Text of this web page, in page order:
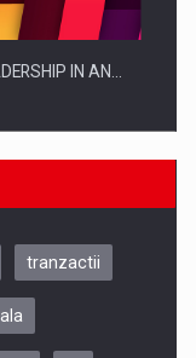
IN AN…
tranzactii